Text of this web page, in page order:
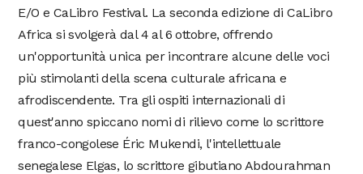
E/O e CaLibro Festival. La seconda edizione di CaLibro
Africa si svolgerà dal 4 al 6 ottobre, offrendo
un'opportunità unica per incontrare alcune delle voci
più stimolanti della scena culturale africana e
afrodiscendente. Tra gli ospiti internazionali di
quest'anno spiccano nomi di rilievo come lo scrittore
franco-congolese Éric Mukendi, l'intellettuale
senegalese Elgas, lo scrittore gibutiano Abdourahman